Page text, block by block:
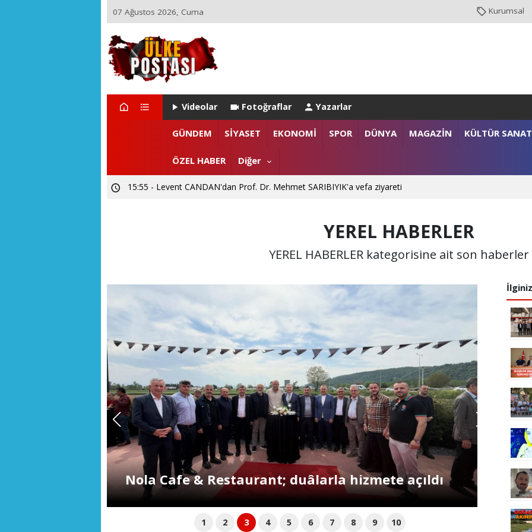
07 Ağustos 2026, Cuma Kurumsal
Videolar Fotoğraflar Yazarlar
GÜNDEM SİYASET EKONOMİ SPOR DÜNYA MAGAZİN KÜLTÜR SANAT
ÖZEL HABER Diğer
12:02 - SUBÜ Rektör Adayı Prof. Dr. Ali ÇORUH; “Sakarya’ya değer katan bir üniversite inşa etmek
YEREL HABERLER
YEREL HABERLER kategorisine ait son haberler
Kocaeli’den Üsküp’e Uzanan Eğitim Köprüsü
1 2 3 4 5 6 7 8 9 10